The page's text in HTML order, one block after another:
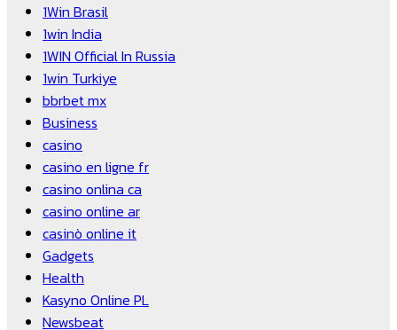
1Win Brasil
1win India
1WIN Official In Russia
1win Turkiye
bbrbet mx
Business
casino
casino en ligne fr
casino onlina ca
casino online ar
casinò online it
Gadgets
Health
Kasyno Online PL
Newsbeat